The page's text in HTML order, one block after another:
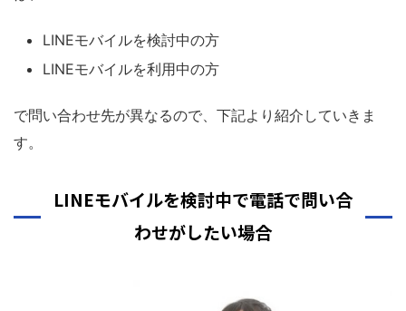
LINEモバイルを検討中の方
LINEモバイルを利用中の方
で問い合わせ先が異なるので、下記より紹介していきま
す。
LINEモバイルを検討中で電話で問い合
わせがしたい場合